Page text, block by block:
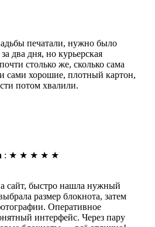
печатали, нужно было
два дня, но курьерская
столько же, сколько сама
сами хорошие, плотный картон,
потом хвалили.
: ★ ★ ★ ★ ★
сайт, быстро нашла нужный
размер блокнота, затем
Оперативное
интерфейс. Через пару